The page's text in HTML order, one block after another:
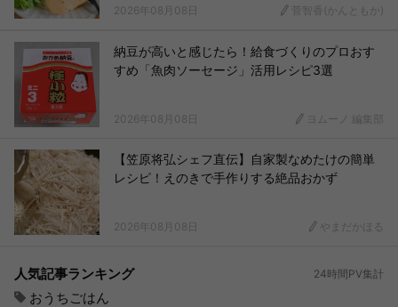
2026年08月08日 菅智香(かんともか)
納豆が高いと感じたら！給食づくりのプロおす
すめ「魚肉ソーセージ」活用レシピ3選
2026年08月08日 ヨムーノ 編集部
【笠原将弘シェフ直伝】自家製なめたけの簡単
レシピ！えのきで手作りする絶品おかず
2026年08月08日 やまだかほる
人気記事ランキング 24時間PV集計
おうちごはん